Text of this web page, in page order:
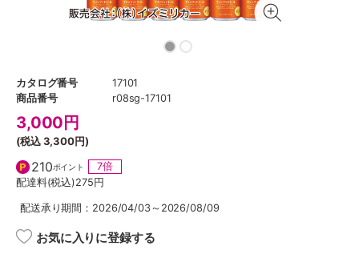
カタログ番号
17101
商品番号
r08sg-17101
3,000 円
(税込3,300円)
210ポイント
7倍
配達料(税込)275円
配送承り期間：2026/04/03～2026/08/09
お気に入りに登録する